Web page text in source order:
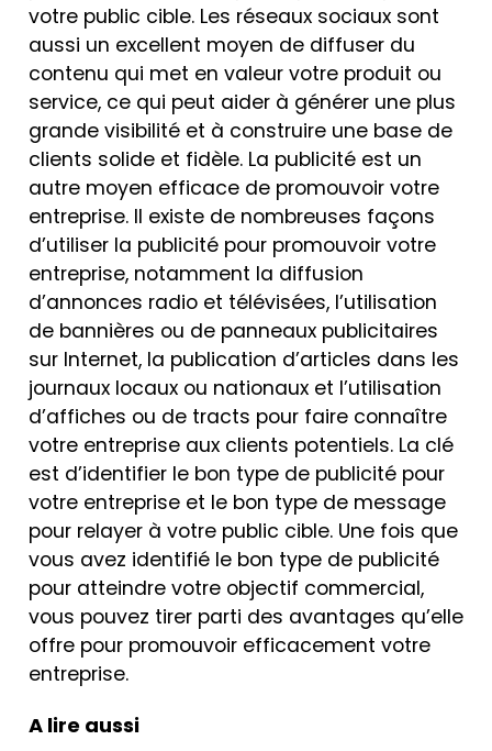
votre public cible. Les réseaux sociaux sont
aussi un excellent moyen de diffuser du
contenu qui met en valeur votre produit ou
service, ce qui peut aider à générer une plus
grande visibilité et à construire une base de
clients solide et fidèle. La publicité est un
autre moyen efficace de promouvoir votre
entreprise. Il existe de nombreuses façons
d’utiliser la publicité pour promouvoir votre
entreprise, notamment la diffusion
d’annonces radio et télévisées, l’utilisation
de bannières ou de panneaux publicitaires
sur Internet, la publication d’articles dans les
journaux locaux ou nationaux et l’utilisation
d’affiches ou de tracts pour faire connaître
votre entreprise aux clients potentiels. La clé
est d’identifier le bon type de publicité pour
votre entreprise et le bon type de message
pour relayer à votre public cible. Une fois que
vous avez identifié le bon type de publicité
pour atteindre votre objectif commercial,
vous pouvez tirer parti des avantages qu’elle
offre pour promouvoir efficacement votre
entreprise.
A lire aussi